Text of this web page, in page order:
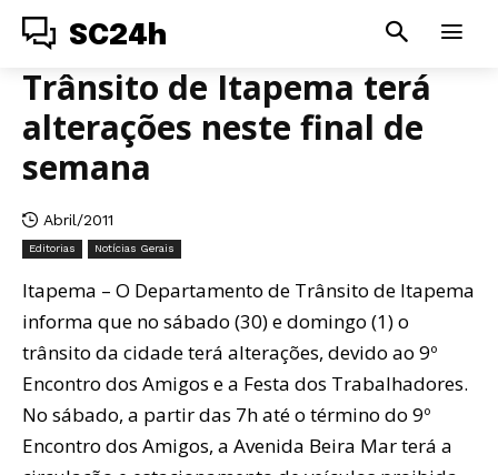
SC24h
Trânsito de Itapema terá
alterações neste final de
semana
Abril/2011
Editorias Notícias Gerais
Itapema – O Departamento de Trânsito de Itapema
informa que no sábado (30) e domingo (1) o
trânsito da cidade terá alterações, devido ao 9º
Encontro dos Amigos e a Festa dos Trabalhadores.
No sábado, a partir das 7h até o término do 9º
Encontro dos Amigos, a Avenida Beira Mar terá a